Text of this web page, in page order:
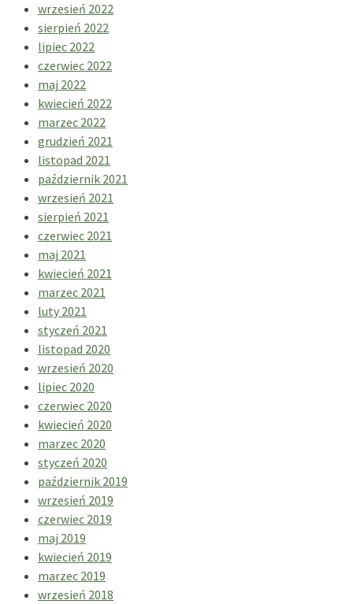
wrzesień 2022
sierpień 2022
lipiec 2022
czerwiec 2022
maj 2022
kwiecień 2022
marzec 2022
grudzień 2021
listopad 2021
październik 2021
wrzesień 2021
sierpień 2021
czerwiec 2021
maj 2021
kwiecień 2021
marzec 2021
luty 2021
styczeń 2021
listopad 2020
wrzesień 2020
lipiec 2020
czerwiec 2020
kwiecień 2020
marzec 2020
styczeń 2020
październik 2019
wrzesień 2019
czerwiec 2019
maj 2019
kwiecień 2019
marzec 2019
wrzesień 2018